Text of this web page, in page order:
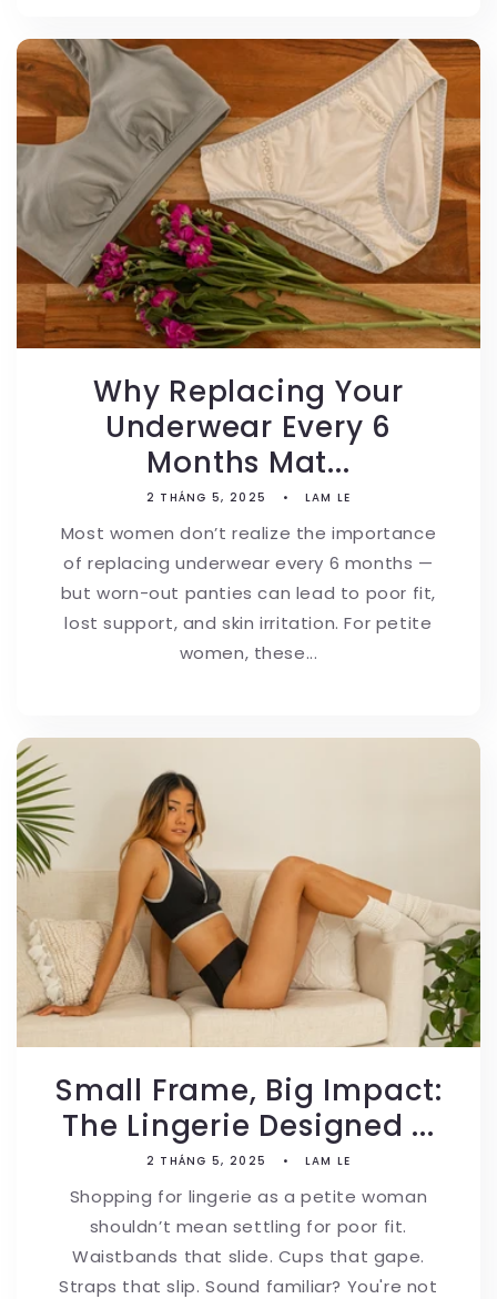
Why Replacing Your
Underwear Every 6
Months Mat...
2 THÁNG 5, 2025 LAM LE
Most women don’t realize the importance
of replacing underwear every 6 months —
but worn-out panties can lead to poor fit,
lost support, and skin irritation. For petite
women, these...
Small Frame, Big Impact:
The Lingerie Designed ...
2 THÁNG 5, 2025 LAM LE
Shopping for lingerie as a petite woman
shouldn’t mean settling for poor fit.
Waistbands that slide. Cups that gape.
Straps that slip. Sound familiar? You're not